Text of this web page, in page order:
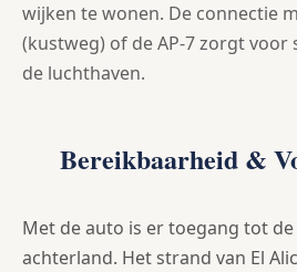
wijken te wonen. De connectie
(kustweg) of de AP-7 zorgt
de luchthaven.
Bereikbaarheid &
Met de auto is er toegang tot
achterland. Het strand van El